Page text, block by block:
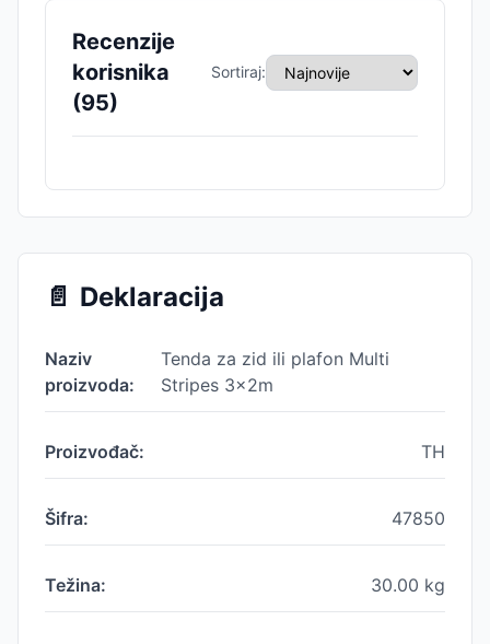
Recenzije
korisnika
(95)
Sortiraj:
📄 Deklaracija
Naziv
proizvoda:
Tenda za zid ili plafon Multi
Stripes 3x2m
Proizvođač: TH
Šifra: 47850
Težina: 30.00 kg